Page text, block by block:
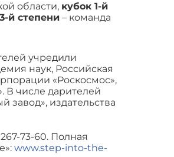
области, кубок 1-й
3-й степени – команда
учредили
наук, Российская
«Роскосмос»,
В числе дарителей
издательства
73-60. Полная
www.step-into-the-